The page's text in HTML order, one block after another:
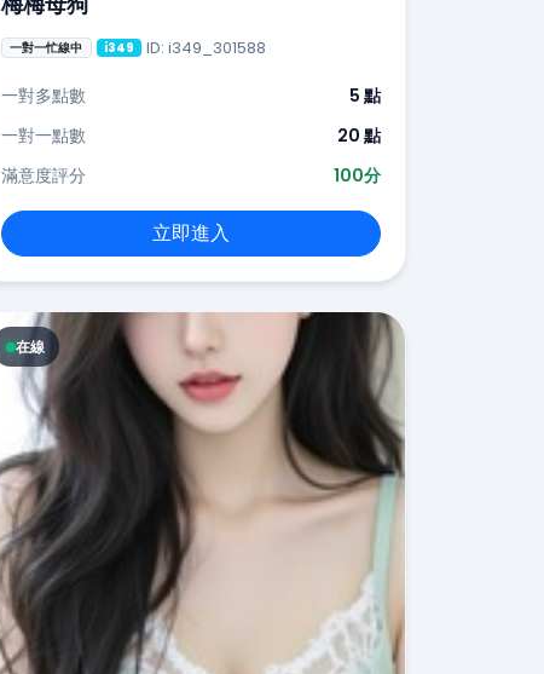
一對一忙線中 i349 ID: i349_301588
一對多點數
5 點
一對一點數
20 點
滿意度評分
100分
立即進入
在線